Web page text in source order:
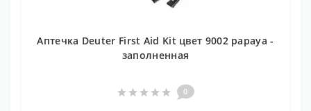
Аптечка Deuter First Aid Kit цвет 9002 papaya -
заполненная
0